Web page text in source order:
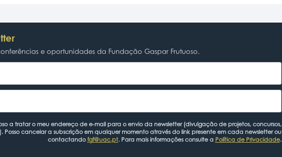
e oportunidades da Fundação Gaspar Frutuoso.
a tratar o meu endereço de e-mail para o envio da newsletter (divulgação de projetos, concursos,
Posso cancelar a subscrição em qualquer momento através do link presente em cada newsletter ou
contactando fgf@uac.pt. Para mais informações consulte a Política de Privacidade.